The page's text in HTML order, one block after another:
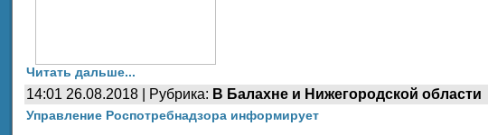
Читать дальше...
14:01 26.08.2018 | Рубрика: В Балахне и Нижегородской области
Управление Роспотребнадзора информирует